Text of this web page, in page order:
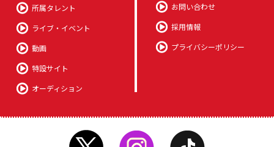
所属タレント
ライブ・イベント
動画
特設サイト
オーディション
お問い合わせ
採用情報
プライバシーポリシー